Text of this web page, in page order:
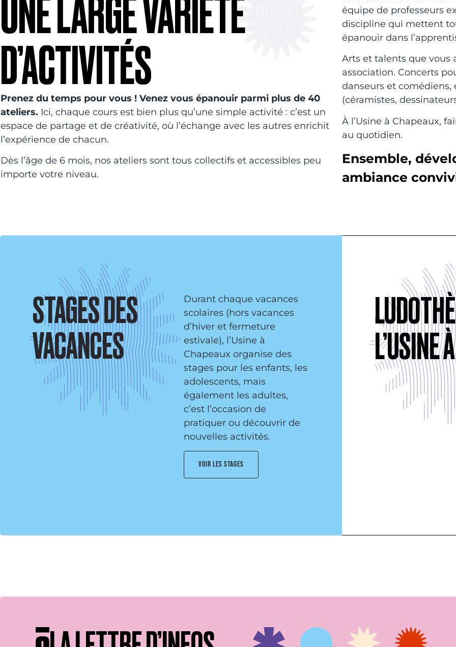
UNE LARGE VARIÉTÉ
D’ACTIVITÉS
Prenez du temps pour vous ! Venez vous épanouir parmi plus de 40
ateliers. Ici, chaque cours est bien plus qu’une simple activité : c’est un
espace de partage et de créativité, où l’échange avec les autres enrichit
l’expérience de chacun.
Dès l’âge de 6 mois, nos ateliers sont tous collectifs et accessibles peu
importe votre niveau.
équipe de professeurs
discipline qui mettent
épanouir dans
Arts et talents que vous
association. Concerts
danseurs et
(céramistes,
À l’Usine à Chapeaux,
au quotidien.
Ensemble,
ambiance
STAGES DES
VACANCES
Durant chaque vacances
scolaires (hors vacances
d’hiver et fermeture
estivale), l’Usine à
Chapeaux organise des
stages pour les enfants, les
adolescents, mais
également les adultes,
c’est l’occasion de
pratiquer ou découvrir de
nouvelles activités.
VOIR LES STAGES
L’USINE